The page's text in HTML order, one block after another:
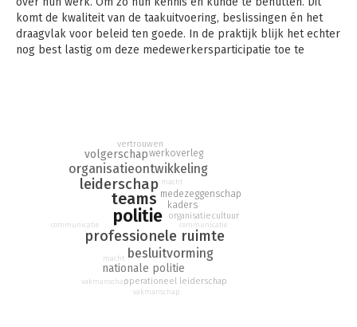
komt de kwaliteit van de taakuitvoering, beslissingen én het
draagvlak voor beleid ten goede. In de praktijk blijk het echter
nog best lastig om deze medewerkersparticipatie toe te
op te roepen. Is de leiding echt bereid medewerkers ruimte te
geven? En kunnen leidinggevenden wel ruimte bieden, als
keuzes op andere niveaus in de organisatie worden gemaakt?
En nemen medewerkers echt initiatief en daarmee
verantwoordelijkheid? Hoe voorkom je dat
medewerkersparticipatie verwordt tot een rituele dans?
Medewerkersparticipatie blijkt het resultaat van een subtiel
samenspel binnen de teams. Tussen medewerkers en hun
leidinggevenden, maar ook tussen medewerkers onderling.
Medewerkersparticipatie vraagt meer dan faciliterend
politie
teams
professionele ruimte
leiderschap
organisatieontwikkeling
besluitvorming
nationale politie
volgerschap
medezeggenschap
werkoverleg
kaders
organisatiecultuur
operationeel leiderschap
vertrouwen
macht
vakmanschap
communicatie
macht
vakmanschap
communicatie